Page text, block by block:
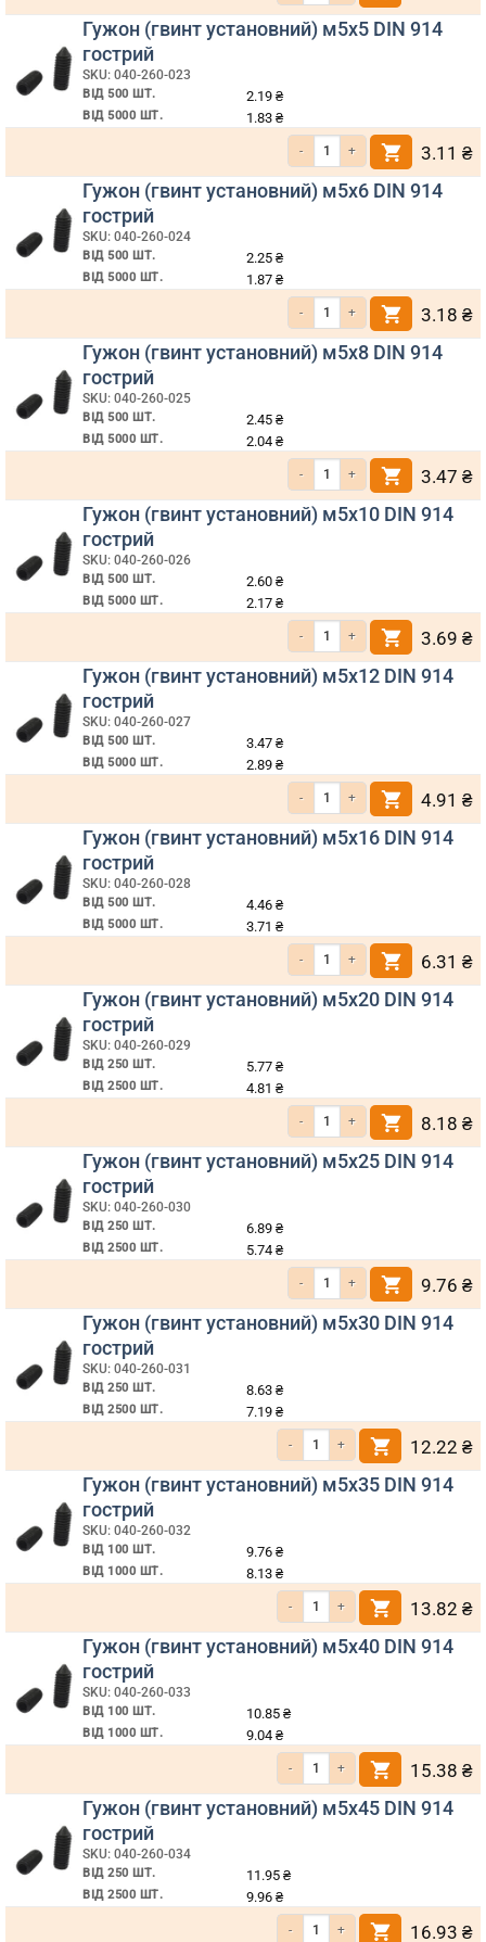
Гужон (гвинт установний) м5х5 DIN 914
гострий
SKU: 040-260-023
ВІД 500 ШТ. 2.19 ₴
ВІД 5000 ШТ. 1.83 ₴
Кількість Гужон (гвинт установний) м5х5 DIN 914 гострий
3.11 ₴
Гужон (гвинт установний) м5х6 DIN 914
гострий
SKU: 040-260-024
ВІД 500 ШТ. 2.25 ₴
ВІД 5000 ШТ. 1.87 ₴
Кількість Гужон (гвинт установний) м5х6 DIN 914 гострий
3.18 ₴
Гужон (гвинт установний) м5х8 DIN 914
гострий
SKU: 040-260-025
ВІД 500 ШТ. 2.45 ₴
ВІД 5000 ШТ. 2.04 ₴
Кількість Гужон (гвинт установний) м5х8 DIN 914 гострий
3.47 ₴
Гужон (гвинт установний) м5х10 DIN 914
гострий
SKU: 040-260-026
ВІД 500 ШТ. 2.60 ₴
ВІД 5000 ШТ. 2.17 ₴
Кількість Гужон (гвинт установний) м5х10 DIN 914 гострий
3.69 ₴
Гужон (гвинт установний) м5х12 DIN 914
гострий
SKU: 040-260-027
ВІД 500 ШТ. 3.47 ₴
ВІД 5000 ШТ. 2.89 ₴
Кількість Гужон (гвинт установний) м5х12 DIN 914 гострий
4.91 ₴
Гужон (гвинт установний) м5х16 DIN 914
гострий
SKU: 040-260-028
ВІД 500 ШТ. 4.46 ₴
ВІД 5000 ШТ. 3.71 ₴
Кількість Гужон (гвинт установний) м5х16 DIN 914 гострий
6.31 ₴
Гужон (гвинт установний) м5х20 DIN 914
гострий
SKU: 040-260-029
ВІД 250 ШТ. 5.77 ₴
ВІД 2500 ШТ. 4.81 ₴
Кількість Гужон (гвинт установний) м5х20 DIN 914 гострий
8.18 ₴
Гужон (гвинт установний) м5х25 DIN 914
гострий
SKU: 040-260-030
ВІД 250 ШТ. 6.89 ₴
ВІД 2500 ШТ. 5.74 ₴
Кількість Гужон (гвинт установний) м5х25 DIN 914 гострий
9.76 ₴
Гужон (гвинт установний) м5х30 DIN 914
гострий
SKU: 040-260-031
ВІД 250 ШТ. 8.63 ₴
ВІД 2500 ШТ. 7.19 ₴
Кількість Гужон (гвинт установний) м5х30 DIN 914 гострий
12.22 ₴
Гужон (гвинт установний) м5х35 DIN 914
гострий
SKU: 040-260-032
ВІД 100 ШТ. 9.76 ₴
ВІД 1000 ШТ. 8.13 ₴
Кількість Гужон (гвинт установний) м5х35 DIN 914 гострий
13.82 ₴
Гужон (гвинт установний) м5х40 DIN 914
гострий
SKU: 040-260-033
ВІД 100 ШТ. 10.85 ₴
ВІД 1000 ШТ. 9.04 ₴
Кількість Гужон (гвинт установний) м5х40 DIN 914 гострий
15.38 ₴
Гужон (гвинт установний) м5х45 DIN 914
гострий
SKU: 040-260-034
ВІД 250 ШТ. 11.95 ₴
ВІД 2500 ШТ. 9.96 ₴
Кількість Гужон (гвинт установний) м5х45 DIN 914 гострий
16.93 ₴